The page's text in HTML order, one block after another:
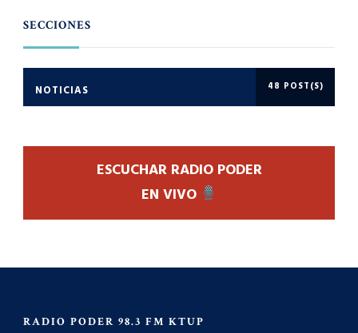
SECCIONES
NOTICIAS 48 POST(S)
ESCUCHAR RADIO PODER
EN VIVO
RADIO PODER 98.3 FM KTUP